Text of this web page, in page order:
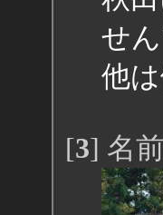
せん
他
[3] 名前